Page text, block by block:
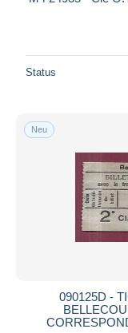
Status
Neu
090125D -